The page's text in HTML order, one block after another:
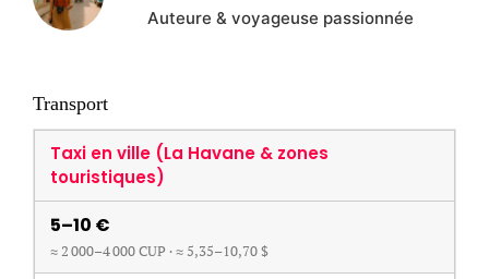
Auteure & voyageuse passionnée
Transport
Taxi en ville (La Havane & zones
touristiques)
5–10 €
≈2 000–4 000CUP · ≈ 5,35–10,70$